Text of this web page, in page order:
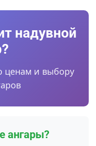
надувной
ценам и выбору
ангары?